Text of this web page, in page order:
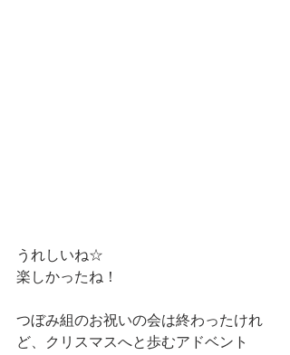
うれしいね☆
楽しかったね！
つぼみ組のお祝いの会は終わったけれ
ど、クリスマスへと歩むアドベント